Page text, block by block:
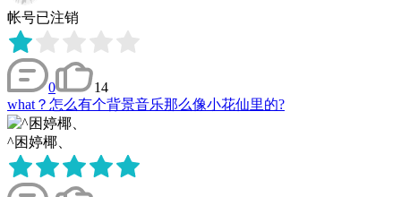
帐号已注销
0
14
what？怎么有个背景音乐那么像小花仙里的?
^困婷椰、